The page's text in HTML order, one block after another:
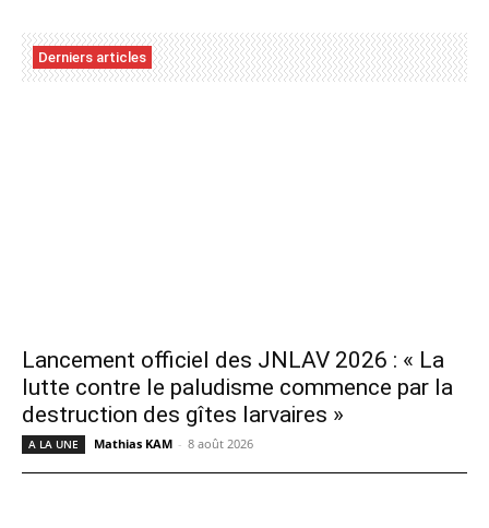
Derniers articles
Lancement officiel des JNLAV 2026 : « La
lutte contre le paludisme commence par la
destruction des gîtes larvaires »
A LA UNE Mathias KAM - 8 août 2026